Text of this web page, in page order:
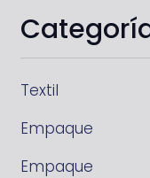
Textil
Empaque
Empaque